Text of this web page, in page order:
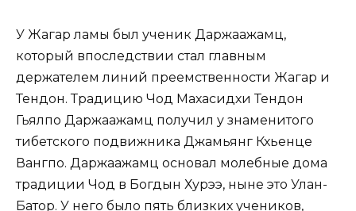
У Жагар ламы был ученик Даржаажамц,
который впоследствии стал главным
держателем линий преемственности Жагар и
Тендон. Традицию Чод Махасидхи Тендон
Гьялпо Даржаажамц получил у знаменитого
тибетского подвижника Джамьянг Кхьенце
Вангпо. Даржаажамц основал молебные дома
традиции Чод в Богдын Хурээ, ныне это Улан-
Батор. У него было пять близких учеников,